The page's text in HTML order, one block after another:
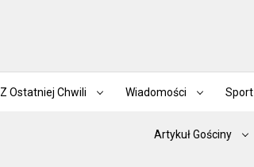
Z Ostatniej Chwili Wiadomości Sport
Artykuł Gościny